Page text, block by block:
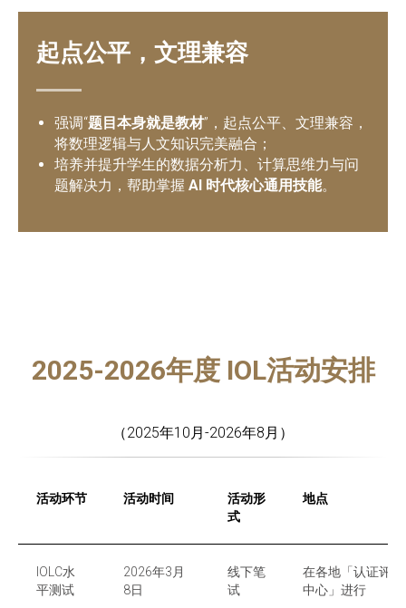
起点公平，文理兼容
强调“题目本身就是教材”，起点公平、文理兼容，
将数理逻辑与人文知识完美融合；
培养并提升学生的数据分析力、计算思维力与问
题解决力，帮助掌握 AI 时代核心通用技能。
2025-2026年度 IOL活动安排
（2025年10月-2026年8月）
活动环节 活动时间
活动形
式
地点
IOLC水
平测试
2026年3月
8日
线下笔
试
在各地「认证评估
中心」进行